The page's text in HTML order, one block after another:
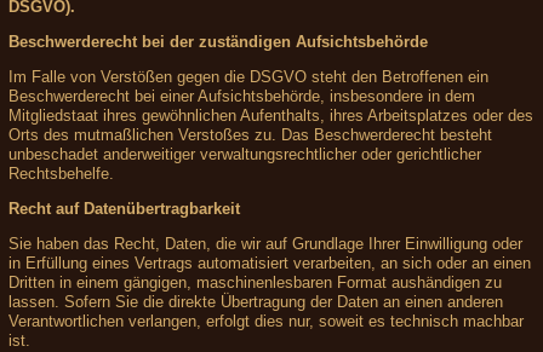
DSGVO).
Beschwerderecht bei der zuständigen Aufsichtsbehörde
Im Falle von Verstößen gegen die DSGVO steht den Betroffenen ein
Beschwerderecht bei einer Aufsichtsbehörde, insbesondere in dem
Mitgliedstaat ihres gewöhnlichen Aufenthalts, ihres Arbeitsplatzes oder des
Orts des mutmaßlichen Verstoßes zu. Das Beschwerderecht besteht
unbeschadet anderweitiger verwaltungsrechtlicher oder gerichtlicher
Rechtsbehelfe.
Recht auf Datenübertragbarkeit
Sie haben das Recht, Daten, die wir auf Grundlage Ihrer Einwilligung oder
in Erfüllung eines Vertrags automatisiert verarbeiten, an sich oder an einen
Dritten in einem gängigen, maschinenlesbaren Format aushändigen zu
lassen. Sofern Sie die direkte Übertragung der Daten an einen anderen
Verantwortlichen verlangen, erfolgt dies nur, soweit es technisch machbar
ist.